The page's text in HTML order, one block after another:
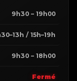
9h30 – 19h00
/ 15h–19h
9h30 – 18h00
Fermé